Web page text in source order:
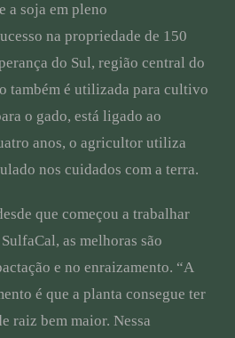
a soja em pleno
na propriedade de 150
do Sul, região central do
também é utilizada para cultivo
o gado, está ligado ao
anos, o agricultor utiliza
nos cuidados com a terra.
que começou a trabalhar
as melhoras são
e no enraizamento. “A
é que a planta consegue ter
raiz bem maior. Nessa